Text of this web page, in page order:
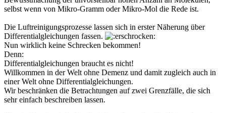
selbst wenn von Mikro-Gramm oder Mikro-Mol die Rede ist.
Die Luftreinigungsprozesse lassen sich in erster Näherung über
Differentialgleichungen fassen.
Nun wirklich keine Schrecken bekommen!
Denn:
Differentialgleichungen braucht es nicht!
Willkommen in der Welt ohne Demenz und damit zugleich auch in
einer Welt ohne Differentialgleichungen.
Wir beschränken die Betrachtungen auf zwei Grenzfälle, die sich
sehr einfach beschreiben lassen.